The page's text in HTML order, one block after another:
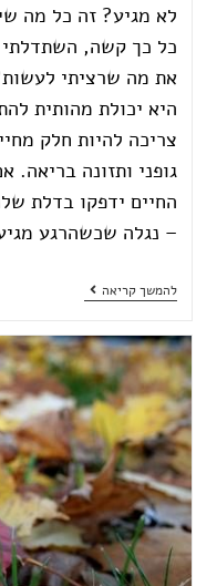
לא מגיע? זה כל מה
כל כך קשה,
את מה שרציתי
היא יכולת מהותית
צריכה להיות חלק
גופני ותזונה בריאה.
החיים ידפקו בדלת
– נגלה שכשהרגע
להמשך קריאה